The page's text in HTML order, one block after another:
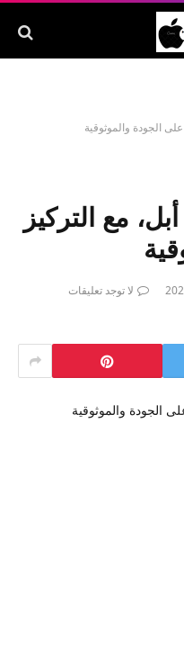
الجودة والموثوقية
مع التركيز
لا توجد تعليقات